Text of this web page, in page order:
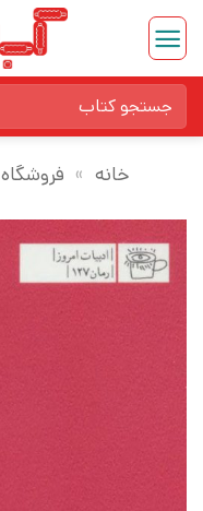
Skip
content
برای:
خانه » فروشگاه